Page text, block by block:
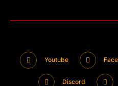
Youtube
Discord